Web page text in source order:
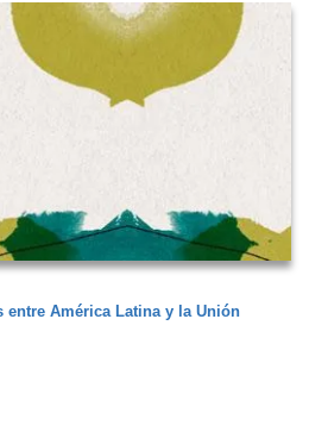
entre América Latina y la Unión